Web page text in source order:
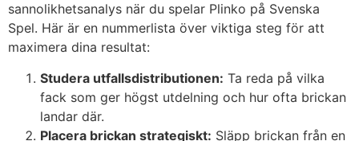
sannolikhetsanalys när du spelar Plinko på Svenska
Spel. Här är en nummerlista över viktiga steg för att
maximera dina resultat:
Studera utfallsdistributionen: Ta reda på vilka
fack som ger högst utdelning och hur ofta brickan
landar där.
Placera brickan strategiskt: Släpp brickan från en